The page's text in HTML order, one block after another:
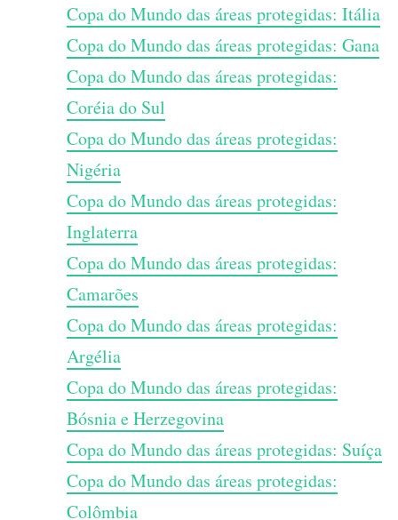
Copa do Mundo das áreas protegidas: Itália
Copa do Mundo das áreas protegidas: Gana
Copa do Mundo das áreas protegidas:
Coréia do Sul
Copa do Mundo das áreas protegidas:
Nigéria
Copa do Mundo das áreas protegidas:
Inglaterra
Copa do Mundo das áreas protegidas:
Camarões
Copa do Mundo das áreas protegidas:
Argélia
Copa do Mundo das áreas protegidas:
Bósnia e Herzegovina
Copa do Mundo das áreas protegidas: Suíça
Copa do Mundo das áreas protegidas:
Colômbia